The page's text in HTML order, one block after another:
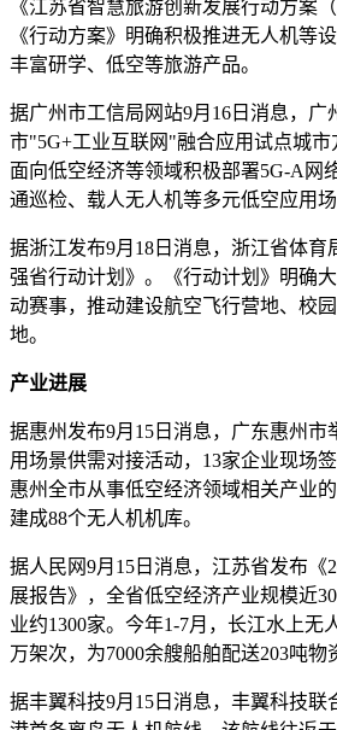
《江苏省智慧旅游创新发展行动方案（
《行动方案》明确积极推进无人机等
丰富研学、低空等旅游产品。
据广州市工信局网站9月16日消息，广
市"5G+工业互联网"融合应用试点城
面向低空经济等领域积极部署5G-A网
通巡检、载人无人机等多元低空应用场
据浙江发布9月18日消息，浙江省体育
强省行动计划》。《行动计划》明确
动赛事，推动建设航空飞行营地、校
地。
产业进展
据惠州发布9月15日消息，广东惠州市
用场景供需对接活动，13家企业现场
惠州全市从事低空经济领域相关产业
建成88个无人机机库。
据人民网9月15日消息，江苏省发布《
展报告》，全省低空经济产业规模近
业约1300家。今年1-7月，长江水上无
万架次，为7000余艘船舶配送203吨物
据丰翼科技9月15日消息，丰翼科技联